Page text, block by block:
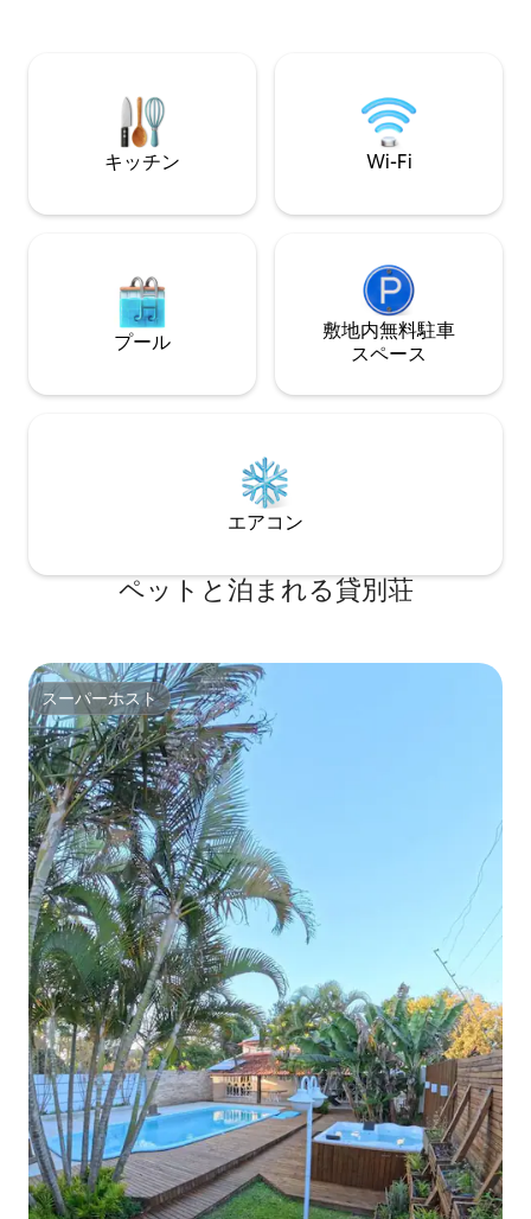
水シャワー、タオル）、バルコニー。ゲ
ストは、ジャグジー＆デッキ、バーベキ
ュー/カフェ、ファイヤーピット、ジム、
ランドリーマット、アイロンなどの社交/
キッチン Wi-Fi
プール
敷地内無料駐⁠車
ス⁠ペ⁠ー⁠ス
エアコン
ペットと泊まれる貸別荘
スーパーホスト
スーパーホスト